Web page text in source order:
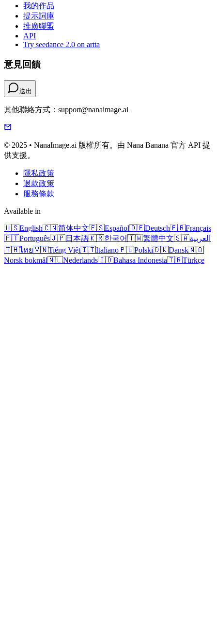
我的作品
提示詞庫
推廣聯盟
API
Try seedance 2.0 on artta
意見回饋
送出
其他聯絡方式：support@nanaimage.ai
© 2025 • NanaImage.ai 版權所有。由 Nana Banana 官方 API 提
供支援。
隱私政策
退款政策
服務條款
Available in
🇺🇸English🇨🇳简体中文🇪🇸Español🇩🇪Deutsch🇫🇷Français
🇵🇹Português🇯🇵日本語🇰🇷한국어🇹🇼繁體中文🇸🇦العربية
🇹🇭ไทย🇻🇳Tiếng Việt🇮🇹Italiano🇵🇱Polski🇩🇰Dansk🇳🇴
Norsk bokmål🇳🇱Nederlands🇮🇩Bahasa Indonesia🇹🇷Türkçe